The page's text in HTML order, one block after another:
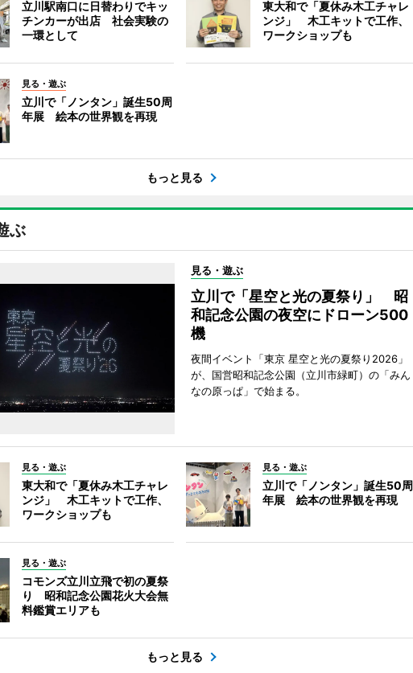
立川駅南口に日替わりでキッ
チンカーが出店 社会実験の
一環として
東大和で「夏休み木工チャレ
ンジ」 木工キットで工作、
ワークショップも
見る・遊ぶ
立川で「ノンタン」誕生50周
年展 絵本の世界観を再現
もっと見る
ぶ
見る・遊ぶ
立川で「星空と光の夏祭り」 昭
和記念公園の夜空にドローン500
機
夜間イベント「東京 星空と光の夏祭り2026」
が、国営昭和記念公園（立川市緑町）の「みん
なの原っぱ」で始まる。
見る・遊ぶ
東大和で「夏休み木工チャレ
ンジ」 木工キットで工作、
ワークショップも
見る・遊ぶ
立川で「ノンタン」誕生50周
年展 絵本の世界観を再現
見る・遊ぶ
コモンズ立川立飛で初の夏祭
り 昭和記念公園花火大会無
料鑑賞エリアも
もっと見る